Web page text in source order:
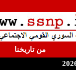
من تاريخنا